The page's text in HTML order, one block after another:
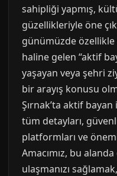
sahipliği yapmış,
güzellikleriyle öne
günümüzde özellikle
haline gelen “aktif
yaşayan veya şehri
bir arayış konusu
Şırnak’ta aktif
tüm detayları,
platformları ve
Amacımız, bu
ulaşmanızı